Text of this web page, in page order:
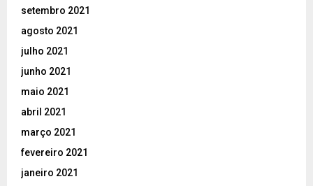
setembro 2021
agosto 2021
julho 2021
junho 2021
maio 2021
abril 2021
março 2021
fevereiro 2021
janeiro 2021